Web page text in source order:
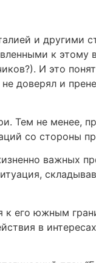
и другими
к этому
И это
доверял и
Тем не менее,
со стороны
важных
к его южным
в